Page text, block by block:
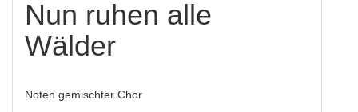
Nun ruhen alle
Wälder
Noten gemischter Chor